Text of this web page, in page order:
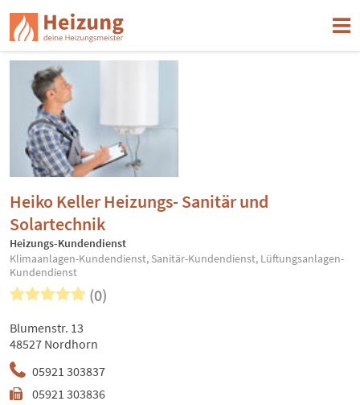
Heiko Keller Heizungs- Sanitär und
Solartechnik
Heizungs-Kundendienst
Klimaanlagen-Kundendienst, Sanitär-Kundendienst, Lüftungsanlagen-
Kundendienst
(0)
05921 303837
05921 303836
Blumenstr. 13
48527 Nordhorn